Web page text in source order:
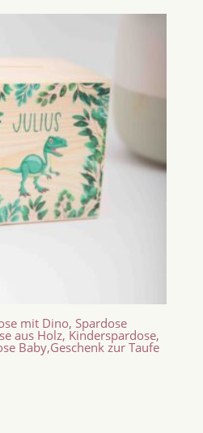
mit Dino, Spardose
aus Holz, Kinderspardose,
Baby,Geschenk zur Taufe